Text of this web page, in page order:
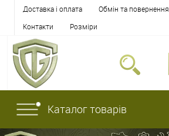
Доставка і оплата Обмін та повернення
Контакти
Розміри
Каталог товарів